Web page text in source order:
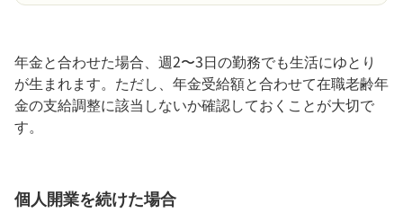
年金と合わせた場合、週2〜3日の勤務でも生活にゆとり
が生まれます。ただし、年金受給額と合わせて在職老齢年
金の支給調整に該当しないか確認しておくことが大切で
す。
個人開業を続けた場合